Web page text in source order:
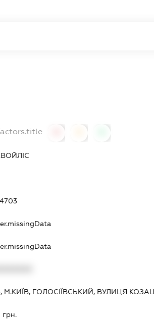
М.КИЇВ, ГОЛОСІЇВСЬКИЙ, ВУЛИЦЯ
грн.